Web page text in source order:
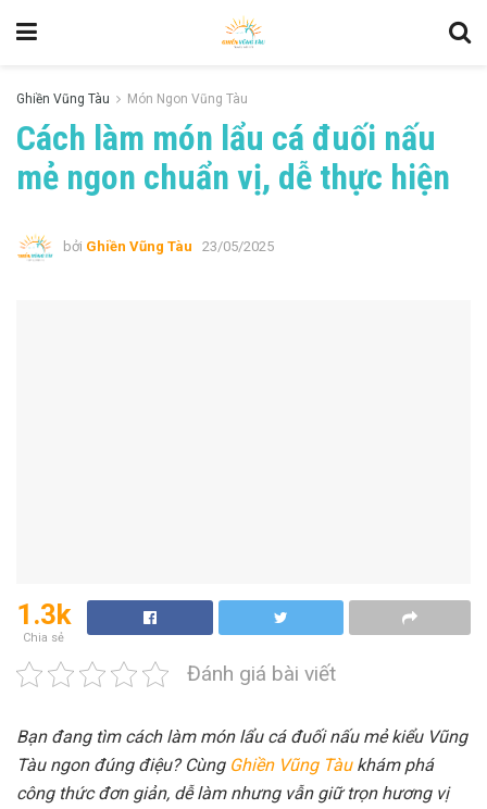
Ghiền Vũng Tàu Món Ngon Vũng Tàu
Cách làm món lẩu cá đuối nấu
mẻ ngon chuẩn vị, dễ thực hiện
bởi Ghiền Vũng Tàu 23/05/2025
1.3k
Chia sẻ
Đánh giá bài viết
Bạn đang tìm cách làm món lẩu cá đuối nấu mẻ kiểu Vũng
Tàu ngon đúng điệu? Cùng Ghiền Vũng Tàukhám phá
công thức đơn giản, dễ làm nhưng vẫn giữ trọn hương vị